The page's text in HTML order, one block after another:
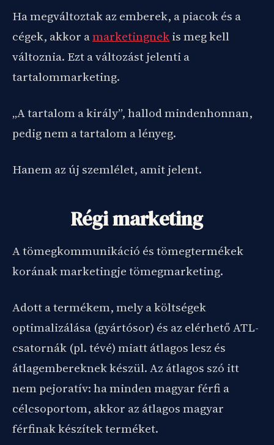
Ha megváltoztak az emberek, a piacok és a
cégek, akkor amarketingnekis meg kell
változnia. Ezt a változást jelenti a
tartalommarketing.
„A tartalom a király”, hallod mindenhonnan,
pedig nem a tartalom a lényeg.
Hanem az új szemlélet, amit jelent.
Régi marketing
A tömegkommunikáció és tömegtermékek
korának marketingje tömegmarketing.
Adott a termékem, mely a költségek
optimalizálása (gyártósor) és az elérhető ATL-
csatornák (pl. tévé) miatt átlagos lesz és
átlagembereknek készül. Az átlagos szó itt
nem pejoratív: ha minden magyar férfi a
célcsoportom, akkor az átlagos magyar
férfinak készítek terméket.